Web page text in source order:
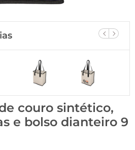
couro sintético,
e bolso dianteiro 9